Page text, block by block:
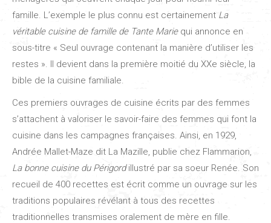
famille. L’exemple le plus connu est certainement La
véritable cuisine de famille de Tante Marie qui annonce en
sous-titre « Seul ouvrage contenant la manière d’utiliser les
restes ». Il devient dans la première moitié du XXe siècle, la
bible de la cuisine familiale.
Ces premiers ouvrages de cuisine écrits par des femmes
s’attachent à valoriser le savoir-faire des femmes qui font la
cuisine dans les campagnes françaises. Ainsi, en 1929,
Andrée Mallet-Maze dit La Mazille, publie chez Flammarion,
La bonne cuisine du Périgordillustré par sa soeur Renée. Son
recueil de 400 recettes est écrit comme un ouvrage sur les
traditions populaires révélant à tous des recettes
traditionnelles transmises oralement de mère en fille.